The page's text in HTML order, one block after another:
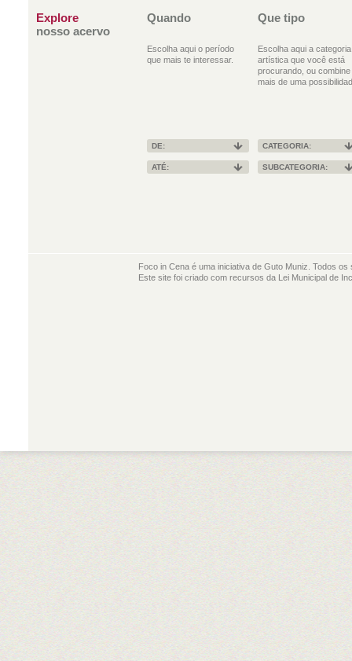
Explore
nosso acervo
Quando
Escolha aqui o período
que mais te interessar.
Que tipo
Escolha aqui a categoria
artística que você está
procurando, ou combine
mais de uma
DE:
ATÉ:
CATEGORIA:
SUBCATEGORIA:
Foco in Cena é uma iniciativa de Guto Muniz. Todos
Este site foi criado com recursos da Lei Municipal de